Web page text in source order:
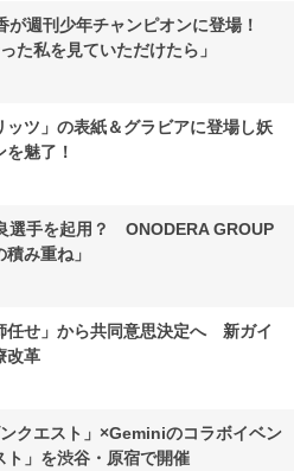
が週刊少年チャンピオンに登場！
た私を見ていただけたら」
ッツ」の表紙＆グラビアに登場し妖
魅了！
選手を起用？ ONODERA GROUP
み重ね」
任せ」から共同意思決定へ 新ガイ
改革
クエスト」×Geminiのコラボイベン
ト」を渋谷・原宿で開催